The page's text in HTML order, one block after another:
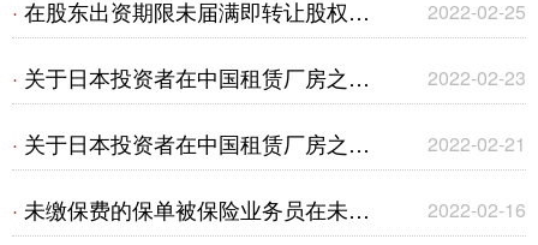
· 在股东出资期限未届满即转让股权的
情形下，关于破产程序中追收未缴出
2022-02-25
· 关于日本投资者在中国租赁厂房之重
点问题、易争议问题及风险提示
2022-02-23
· 关于日本投资者在中国租赁厂房之重
点问题、易争议问题及风险提示
2022-02-21
· 未缴保费的保单被保险业务员在未经
2022-02-16